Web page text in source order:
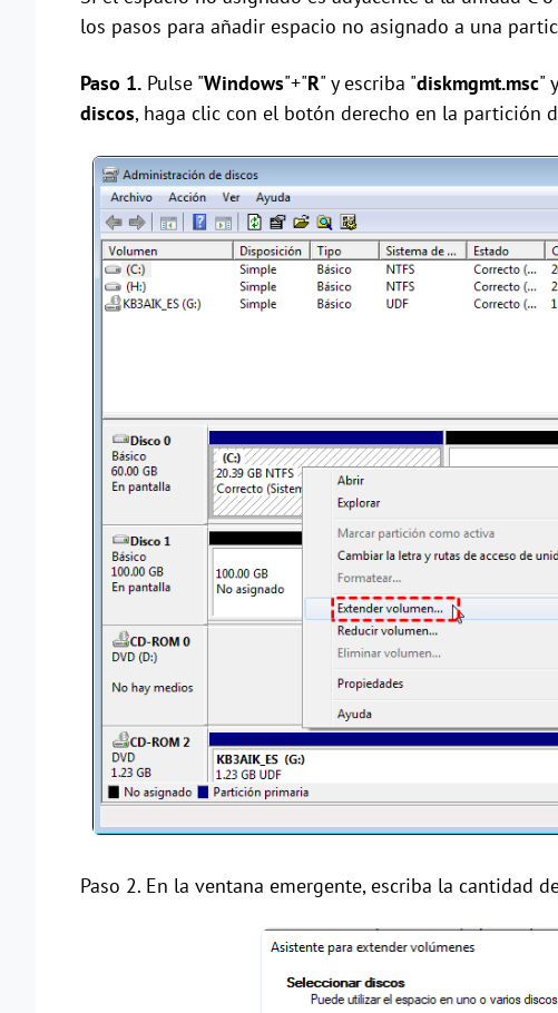
los pasos para añadir espacio no asignado a una
Paso 1. Pulse "Windows"+"R" y escriba "diskmgmt.msc"
discos, haga clic con el botón derecho en la partición
Paso 2. En la ventana emergente, escriba la cantidad